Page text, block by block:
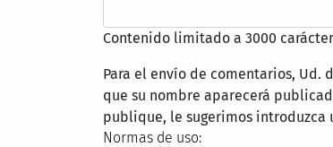
Contenido limitado a 3000
Para el envío de comentarios, Ud.
que su nombre aparecerá
publique, le sugerimos introduzca
Normas de uso: